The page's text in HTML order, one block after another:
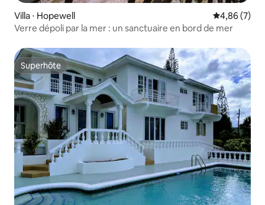
Villa ⋅ Hopewell Évaluation
4,86 (7)
Verre dépoli par la mer : un sanctuaire en bord de mer
Superhôte
Superhôte